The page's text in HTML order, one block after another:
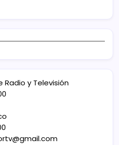
y Televisión